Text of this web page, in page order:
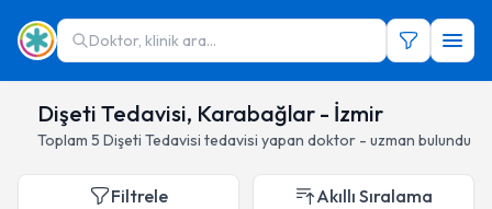
Doktor, klinik ara...
Dişeti Tedavisi, Karabağlar - İzmir
Toplam 5 Dişeti Tedavisi tedavisi yapan doktor - uzman bulundu
Filtrele Akıllı Sıralama